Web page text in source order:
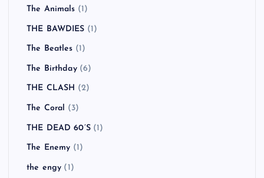
The Animals (1)
THE BAWDIES (1)
The Beatles (1)
The Birthday(6)
THE CLASH (2)
The Coral (3)
THE DEAD 60’S(1)
The Enemy (1)
the engy (1)